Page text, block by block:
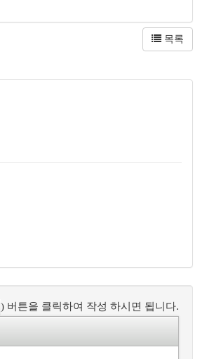
목록
) 버튼을 클릭하여 작성 하시면 됩니다.